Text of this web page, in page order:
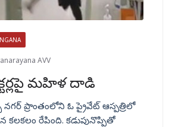
AVV
మహిళ దాడి
ప్రాంతంలోని ఓ ప్రైవేట్ ఆస్పత్రిలో
కలకలం రేపింది. కడుపునొప్పితో